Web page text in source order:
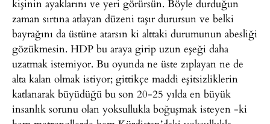
kişinin ayaklarını ve yeri görürsün. Böyle durduğun
zaman sırtına atlayan düzeni taşır durursun ve belki
bayrağını da üstüne atarsın ki alttaki durumunun abesliği
gözükmesin. HDP bu araya girip uzun eşeği daha
uzatmak istemiyor. Bu oyunda ne üste zıplayan ne de
alta kalan olmak istiyor; gittikçe maddi eşitsizliklerin
katlanarak büyüdüğü bu son 20-25 yılda en büyük
insanlık sorunu olan yoksullukla boğuşmak isteyen -ki